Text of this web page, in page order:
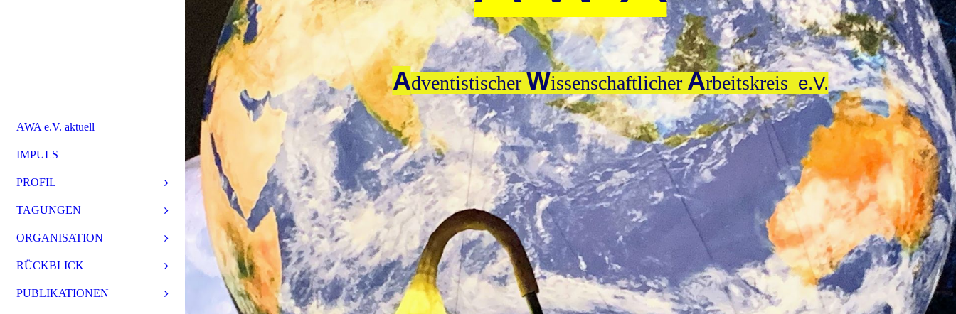
Adventistischer Wissenschaftlicher Arbeitskreis e.V.
AWA e.V. aktuell
IMPULS
PROFIL
TAGUNGEN
ORGANISATION
RÜCKBLICK
PUBLIKATIONEN